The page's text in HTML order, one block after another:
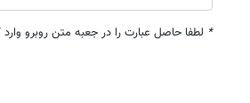
* لطفا حاصل عبارت را در جعبه متن روبرو وارد